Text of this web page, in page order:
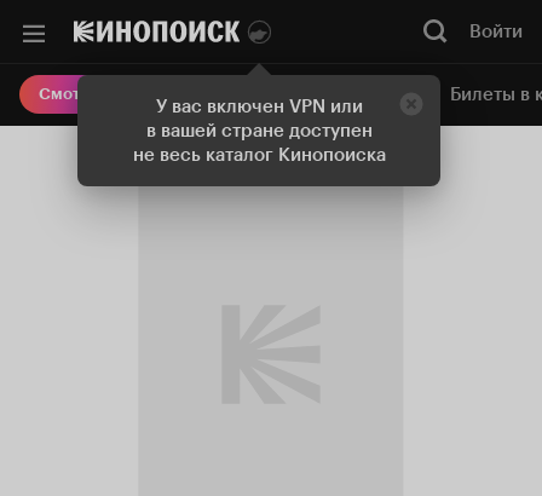
У вас включен VPN или
в вашей стране доступен
не весь каталог Кинопоиска
Войти
Смотреть кино Онлайн-кинотеатр Билеты в